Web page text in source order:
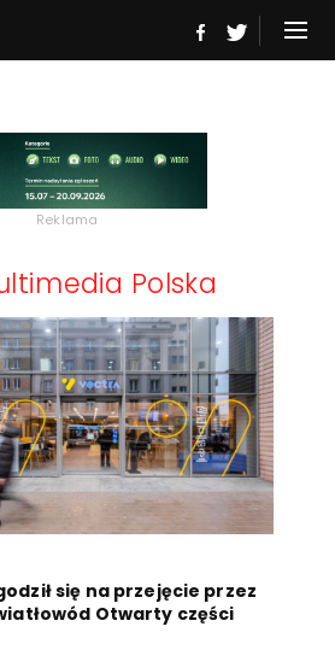
Reklama
Polska
się na przejęcie przez
Otwarty części